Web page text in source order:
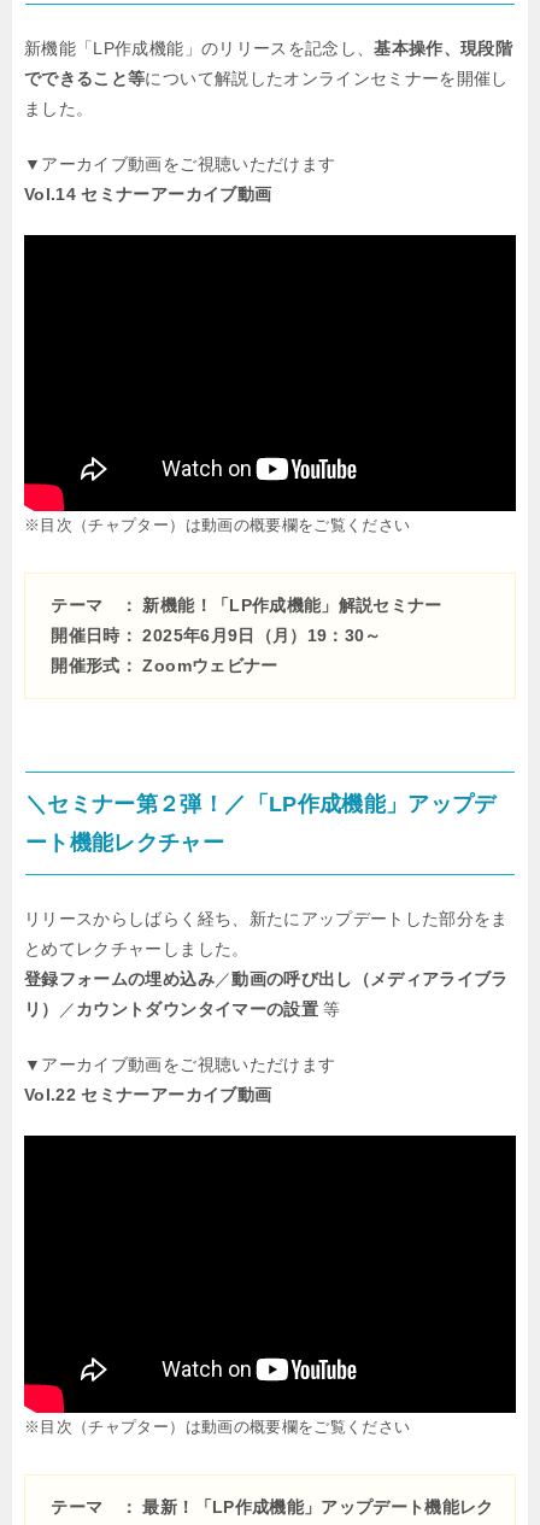
新機能「LP作成機能」のリリースを記念し、基本操作、現段階
でできること等について解説したオンラインセミナーを開催し
ました。
▼アーカイブ動画をご視聴いただけます
Vol.14 セミナーアーカイブ動画
※目次（チャプター）は動画の概要欄をご覧ください
テーマ ： 新機能！「LP作成機能」解説セミナー
開催日時： 2025年6月9日（月）19：30～
開催形式： Zoomウェビナー
＼セミナー第２弾！／ 「LP作成機能」 アップデ
ート機能レクチャー
リリースからしばらく経ち、新たにアップデートした部分をま
とめてレクチャーしました。
登録フォームの埋め込み／動画の呼び出し（メディアライブラ
リ）
／カウントダウンタイマーの設置等
▼アーカイブ動画をご視聴いただけます
Vol.22 セミナーアーカイブ動画
※目次（チャプター）は動画の概要欄をご覧ください
テーマ ： 最新！「LP作成機能」アップデート機能レク